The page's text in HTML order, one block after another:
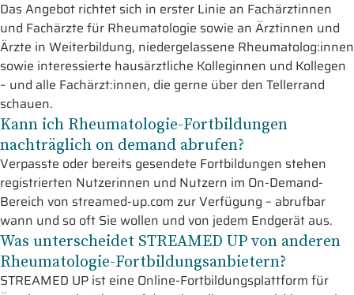
Das Angebot richtet sich in erster Linie an Fachärztinnen
und Fachärzte für Rheumatologie sowie an Ärztinnen und
Ärzte in Weiterbildung, niedergelassene Rheumatolog:innen
sowie interessierte hausärztliche Kolleginnen und Kollegen
– und alle Fachärzt:innen, die gerne über den Tellerrand
schauen.
Kann ich Rheumatologie-Fortbildungen
nachträglich on demand abrufen?
Verpasste oder bereits gesendete Fortbildungen stehen
registrierten Nutzerinnen und Nutzern im On-Demand-
Bereich von streamed-up.com zur Verfügung – abrufbar
wann und so oft Sie wollen und von jedem Endgerät aus.
Was unterscheidet STREAMED UP von anderen
Rheumatologie-Fortbildungsanbietern?
STREAMED UP ist eine Online-Fortbildungsplattform für